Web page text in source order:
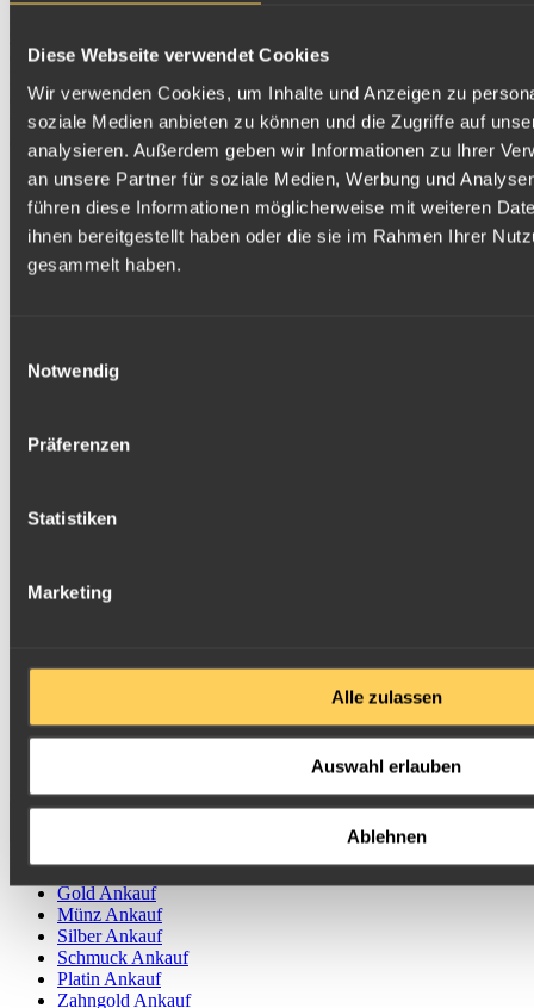
Diese Webseite verwendet Cookies
Wir verwenden Cookies, um Inhalte und Anzeigen zu
soziale Medien anbieten zu können und die Zugriffe auf
analysieren. Außerdem geben wir Informationen zu Ihrer
an unsere Partner für soziale Medien, Werbung und
führen diese Informationen möglicherweise mit weiteren
ihnen bereitgestellt haben oder die sie im Rahmen Ihrer
gesammelt haben.
Notwendig
Präferenzen
Statistiken
Marketing
Alle zulassen
Auswahl erlauben
Ablehnen
exakt auf die Größe unserer 1g Barren abgestimmt sind.
erhalten Sie so einen wertigen Adventskalender. Schenken Sie damit
weit über die Weihnachtszeit hinaus nicht nur Freude, sondern auch
ein Stück Sicherheit.
Zurück
Artikel teilen
Gold Ankauf
Münz Ankauf
Silber Ankauf
Schmuck Ankauf
Platin Ankauf
Zahngold Ankauf